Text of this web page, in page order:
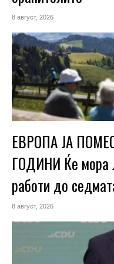
8 август, 2026
ЕВРОПА ЈА
ГОДИНИ Ќе мора
работи до
8 август, 2026